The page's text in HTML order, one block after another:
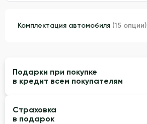
Комплектация автомобиля (15 опции)
Подарки при покупке
в кредит всем покупателям
Страховка
в подарок